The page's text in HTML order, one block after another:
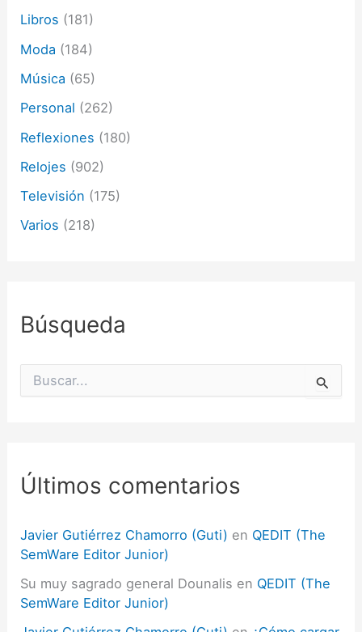
Libros (181)
Moda (184)
Música (65)
Personal (262)
Reflexiones (180)
Relojes (902)
Televisión (175)
Varios (218)
Búsqueda
Últimos comentarios
Javier Gutiérrez Chamorro (Guti) en QEDIT (The
SemWare Editor Junior)
Su muy sagrado general Dounalis en QEDIT (The
SemWare Editor Junior)